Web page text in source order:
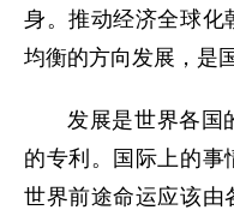
身。推动经济全球化
均衡的方向发展，是
发展是世界各国
的专利。国际上的事
世界前途命运应该由